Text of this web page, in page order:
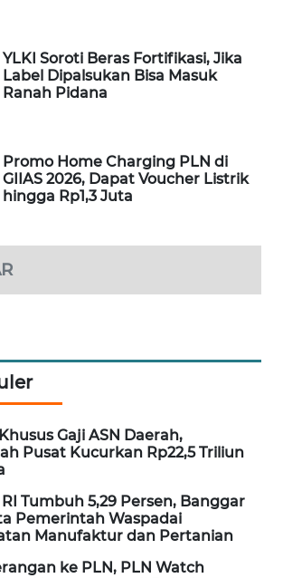
YLKI Soroti Beras Fortifikasi, Jika
Label Dipalsukan Bisa Masuk
Ranah Pidana
Promo Home Charging PLN di
GIIAS 2026, Dapat Voucher Listrik
hingga Rp1,3 Juta
Gaji ASN Daerah,
Pusat Kucurkan Rp22,5 Triliun
Tumbuh 5,29 Persen, Banggar
Pemerintah Waspadai
Manufaktur dan Pertanian
ke PLN, PLN Watch